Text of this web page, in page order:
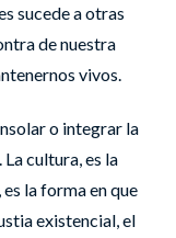
sucede a otras
de nuestra
vivos.
o integrar la
cultura, es la
la forma en que
existencial, el